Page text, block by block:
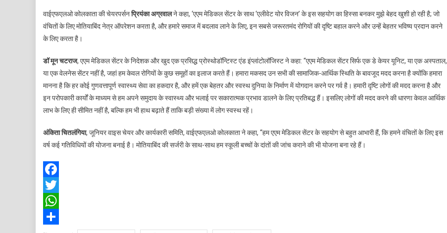
मोतियाबिंद
सर्जरी
वाईएफएलओ कोलकाता की चेयरपर्सनप्रियंका अग्रवालने कहा, ‘एएम मेडिकल सेंटर के साथ ‘एलीवेट योर विजन’ के इस सहयोग का हिस्सा बनकर मुझे बेहद खुशी हो रही है; जो
वंचितों के लिए मोतियाबिंद नेत्र ऑपरेशन करता है, और हमारे समाज में बदलाव लाने के लिए, इन सबसे जरूरतमंद रोगियों की दृष्टि बहाल करने और उन्हें बेहतर भविष्य प्रदान करने
के लिए करता है।
डॉ मून चटराज, एएम मेडिकल सेंटर के निदेशक और खुद एक प्रसिद्ध प्रोस्थोडॉन्टिस्ट एंड इंप्लांटोलॉजिस्ट ने कहा: “एएम मेडिकल सेंटर सिर्फ एक डे केयर यूनिट, या एक अस्पताल,
या एक वेलनेस सेंटर नहीं है, जहां हम केवल रोगियों के कुछ समूहों का इलाज करते हैं। हमारा मकसद उन सभी की सामाजिक-आर्थिक स्थिति के बावजूद मदद करना है क्योंकि हमारा
मानना है कि हर कोई गुणवत्तापूर्ण स्वास्थ्य सेवा का हकदार है, और हमें एक बेहतर और स्वस्थ दुनिया के निर्माण में योगदान करने पर गर्व है। हमारी दृष्टि लोगों की मदद करना है और
इन परोपकारी कार्यों के माध्यम से हम अपने समुदाय के स्वास्थ्य और भलाई पर सकारात्मक प्रभाव डालने के लिए प्रतिबद्ध हैं। इसलिए लोगों की मदद करने की धारणा केवल आर्थिक
लाभ के लिए ही सीमित नहीं है, बल्कि हम भी हाथ बढ़ाते हैं ताकि बड़ी संख्या में लोग स्वस्थ रहें।
अंकिता चितलंगिया, जूनियर वाइस चेयर और कार्यकारी समिति, वाईएफएलओ कोलकाता ने कहा, “हम एएम मेडिकल सेंटर के सहयोग से बहुत आभारी हैं, कि हमने वंचितों के लिए इस
वर्ष कई गतिविधियों की योजना बनाई है। मोतियाबिंद की सर्जरी के साथ-साथ हम स्कूली बच्चों के दांतों की जांच कराने की भी योजना बना रहे हैं।
Facebook
Twitter
WhatsApp